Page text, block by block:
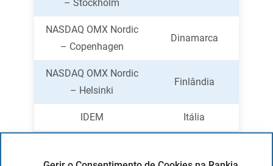
– Stockholm
NASDAQ OMX Nordic
– Copenhagen
Dinamarca
NASDAQ OMX Nordic
– Helsinki
Finlândia
IDEM Itália